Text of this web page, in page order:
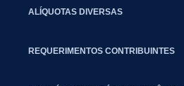
ALÍQUOTAS DIVERSAS
REQUERIMENTOS CONTRIBUINTES